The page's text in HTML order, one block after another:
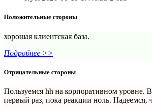
Положительные стороны
хорошая клиентская база.
Подробнее >>
Отрицательные стороны
Пользуемся hh на корпоративном уровне.
первый раз, пока реакции ноль. Надеемся,